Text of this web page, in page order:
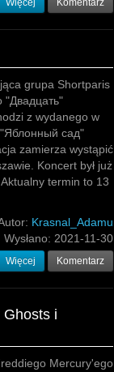
Więcej Komentarz
grupa Shortparis
"Двадцать"
z wydanego w
сад"
zamierza wystąpić
Koncert był już
termin to 13
Krasnal_Adamu
Wysłano: 2021-11-30
Więcej Komentarz
i
Mercury'ego